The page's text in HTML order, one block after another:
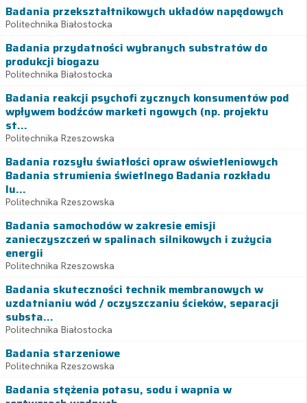
Badania przekształtnikowych układów napędowych
Politechnika Białostocka
Badania przydatności wybranych substratów do
produkcji biogazu
Politechnika Białostocka
Badania reakcji psychofi zycznych konsumentów pod
wpływem bodźców marketi ngowych (np. projektu
st...
Politechnika Rzeszowska
Badania rozsyłu światłości opraw oświetleniowych
Badania strumienia świetlnego Badania rozkładu
lu...
Politechnika Rzeszowska
Badania samochodów w zakresie emisji
zanieczyszczeń w spalinach silnikowych i zużycia
energii
Politechnika Rzeszowska
Badania skuteczności technik membranowych w
uzdatnianiu wód / oczyszczaniu ścieków, separacji
substa...
Politechnika Białostocka
Badania starzeniowe
Politechnika Rzeszowska
Badania stężenia potasu, sodu i wapnia w